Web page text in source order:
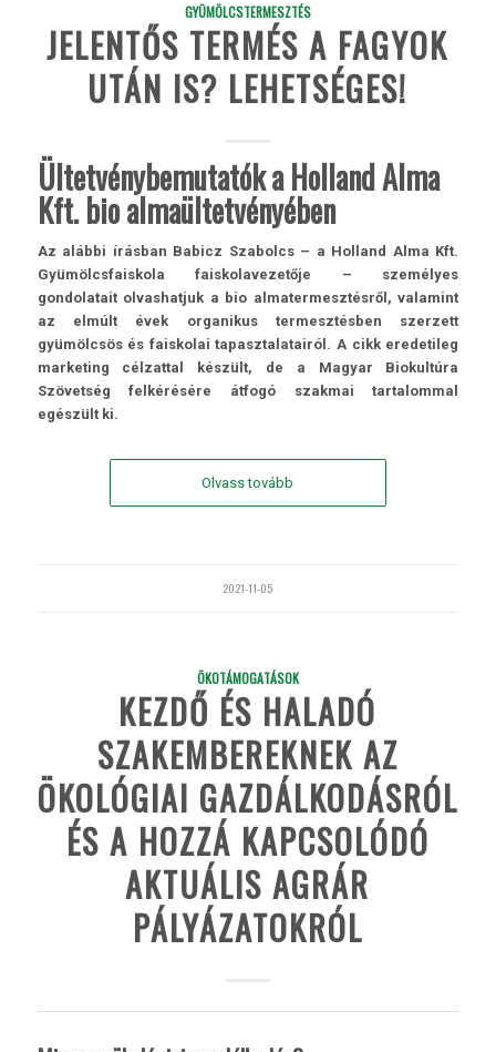
GYÜMÖLCSTERMESZTÉS
JELENTŐS TERMÉS A FAGYOK
UTÁN IS? LEHETSÉGES!
Ültetvénybemutatók a Holland Alma
Kft. bio almaültetvényében
Az alábbi írásban Babicz Szabolcs – a Holland Alma Kft.
Gyümölcsfaiskola faiskolavezetője – személyes
gondolatait olvashatjuk a bio almatermesztésről, valamint
az elmúlt évek organikus termesztésben szerzett
gyümölcsös és faiskolai tapasztalatairól. A cikk eredetileg
marketing célzattal készült, de a Magyar Biokultúra
Szövetség felkérésére átfogó szakmai tartalommal
egészült ki.
Olvass tovább
2021-11-05
ÖKOTÁMOGATÁSOK
KEZDŐ ÉS HALADÓ
SZAKEMBEREKNEK AZ
ÖKOLÓGIAI GAZDÁLKODÁSRÓL
ÉS A HOZZÁ KAPCSOLÓDÓ
AKTUÁLIS AGRÁR
PÁLYÁZATOKRÓL